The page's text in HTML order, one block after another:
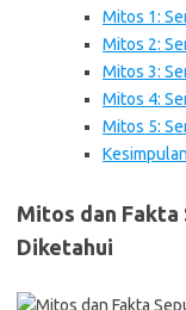
Mitos 1:
Mitos 2:
Mitos 3:
Mitos 4:
Mitos 5:
Kesimpulan
Mitos dan Fakta
Diketahui